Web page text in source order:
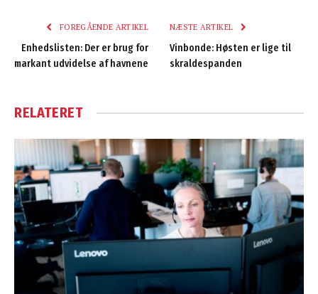
FOREGÅENDE ARTIKEL
Enhedslisten: Der er brug for
markant udvidelse af havnene
NÆSTE ARTIKEL
Vinbonde: Høsten er lige til
skraldespanden
RELATERET